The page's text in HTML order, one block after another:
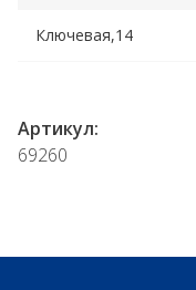
Ключевая,14
Артикул:
69260